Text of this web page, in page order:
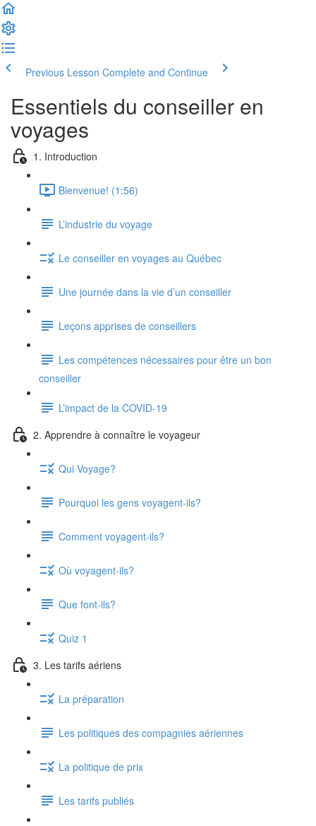
Previous Lesson Complete and Continue
Essentiels du conseiller en
voyages
1. Introduction
Bienvenue! (1:56)
L’industrie du voyage
Le conseiller en voyages au Québec
Une journée dans la vie d’un conseiller
Leçons apprises de conseillers
Les compétences nécessaires pour être un bon
conseiller
L’impact de la COVID-19
2. Apprendre à connaître le voyageur
Qui Voyage?
Pourquoi les gens voyagent-ils?
Comment voyagent-ils?
Où voyagent-ils?
Que font-ils?
Quiz 1
3. Les tarifs aériens
La préparation
Les politiques des compagnies aériennes
La politique de prix
Les tarifs publiés